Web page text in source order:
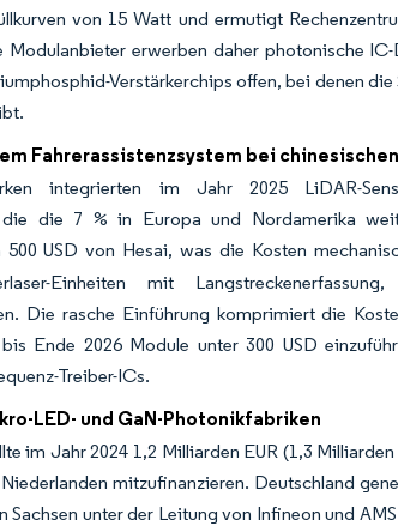
von 15 Watt und ermutigt
erwerben daher photonische
Verstärkerchips offen, bei denen
Fahrerassistenzsystem bei
integrierten im Jahr 2025 LiDAR-
die 7 % in Europa und Nordamerika
USD von Hesai, was die Kosten
Einheiten mit
Die rasche Einführung komprimiert die
Ende 2026 Module unter 300 USD
Treiber-ICs.
LED- und GaN-Photonikfabriken
im Jahr 2024 1,2 Milliarden EUR (1,3
mitzufinanzieren. Deutschland
Sachsen unter der Leitung von Infineon und